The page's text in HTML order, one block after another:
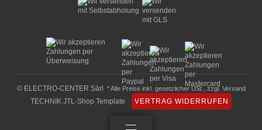
© ELECTRO-CENTER Sàrl * Alle Preise inkl. gesetzlicher USt., zzgl. Versand
TECHNIK JTL-Shop Template VERTRAG WIDERRUFEN